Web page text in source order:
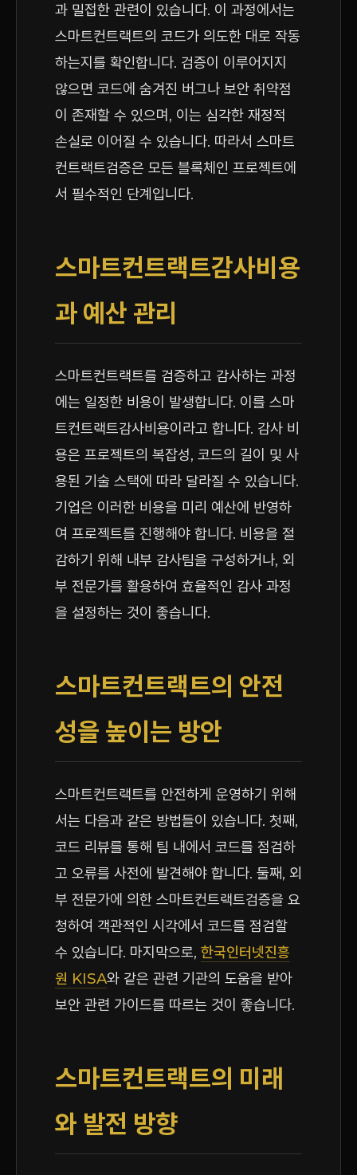
과 밀접한 관련이 있습니다. 이 과정에서는
스마트컨트랙트의 코드가 의도한 대로 작동
하는지를 확인합니다. 검증이 이루어지지
않으면 코드에 숨겨진 버그나 보안 취약점
이 존재할 수 있으며, 이는 심각한 재정적
손실로 이어질 수 있습니다. 따라서 스마트
컨트랙트검증은 모든 블록체인 프로젝트에
서 필수적인 단계입니다.
스마트컨트랙트감사비용
과 예산 관리
스마트컨트랙트를 검증하고 감사하는 과정
에는 일정한 비용이 발생합니다. 이를 스마
트컨트랙트감사비용이라고 합니다. 감사 비
용은 프로젝트의 복잡성, 코드의 길이 및 사
용된 기술 스택에 따라 달라질 수 있습니다.
기업은 이러한 비용을 미리 예산에 반영하
여 프로젝트를 진행해야 합니다. 비용을 절
감하기 위해 내부 감사팀을 구성하거나, 외
부 전문가를 활용하여 효율적인 감사 과정
을 설정하는 것이 좋습니다.
스마트컨트랙트의 안전
성을 높이는 방안
스마트컨트랙트를 안전하게 운영하기 위해
서는 다음과 같은 방법들이 있습니다. 첫째,
코드 리뷰를 통해 팀 내에서 코드를 점검하
고 오류를 사전에 발견해야 합니다. 둘째, 외
부 전문가에 의한 스마트컨트랙트검증을 요
청하여 객관적인 시각에서 코드를 점검할
수 있습니다. 마지막으로, 한국인터넷진흥
원 KISA와 같은 관련 기관의 도움을 받아
보안 관련 가이드를 따르는 것이 좋습니다.
스마트컨트랙트의 미래
와 발전 방향